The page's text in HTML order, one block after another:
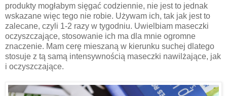
produkty mogłabym sięgać codziennie, nie jest to jednak
wskazane więc tego nie robie. Używam ich, tak jak jest to
zalecane, czyli 1-2 razy w tygodniu. Uwielbiam maseczki
oczyszczające, stosowanie ich ma dla mnie ogromne
znaczenie. Mam cerę mieszaną w kierunku suchej dlatego
stosuje z tą samą intensywnością maseczki nawilżające, jak
i oczyszczające.